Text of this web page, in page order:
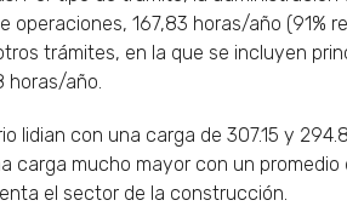
operaciones, 167,83 horas/año (91%
trámites, en la que se incluyen
horas/año.
lidian con una carga de 307.15 y
carga mucho mayor con un
el sector de la construcción.